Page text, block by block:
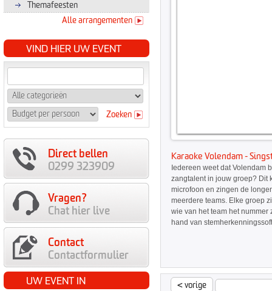
Themafeesten
Alle arrangementen
VIND HIER UW EVENT
Zoeken
Direct bellen
0299 323909
Vragen?
Chat hier live
Contact
Contactformulier
UW EVENT IN
Karaoke Volendam -
Iedereen weet dat Volendam
zangtalent in jouw groep? Dit
microfoon en zingen de
meerdere teams. Elke groep
wie van het team het
hand van
<vorige